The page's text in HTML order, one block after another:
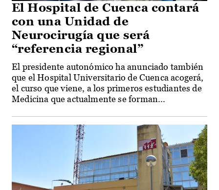
El Hospital de Cuenca contará
con una Unidad de
Neurocirugía que será
“referencia regional”
El presidente autonómico ha anunciado también
que el Hospital Universitario de Cuenca acogerá,
el curso que viene, a los primeros estudiantes de
Medicina que actualmente se forman...